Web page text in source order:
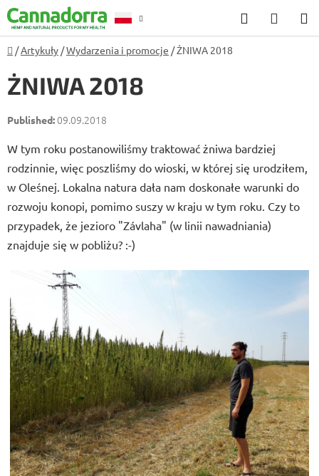
Przejść
do
treści
Szukaj
Home
/Artykuły /Wydarzenia i promocje /ŻNIWA 2018
ŻNIWA 2018
09.09.2018
W tym roku postanowiliśmy traktować żniwa bardziej
rodzinnie, więc poszliśmy do wioski, w której się urodziłem,
w Oleśnej. Lokalna natura dała nam doskonałe warunki do
rozwoju konopi, pomimo suszy w kraju w tym roku. Czy to
przypadek, że jezioro "Závlaha" (w linii nawadniania)
znajduje się w pobliżu? :-)